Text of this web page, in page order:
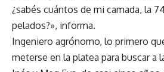
¿sabés cuántos de mi camada, la
pelados?», informa.
Ingeniero agrónomo, lo primero
meterse en la platea para buscar a